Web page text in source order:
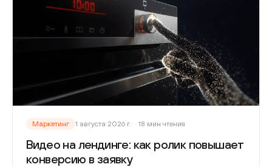
Маркетинг 1 августа 2026 г. 18 мин чтения
Видео на лендинге: как ролик повышает
конверсию в заявку